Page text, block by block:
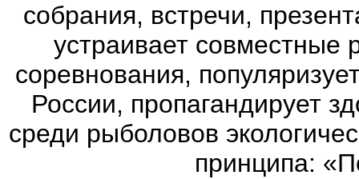
собрания, встречи,
устраивает
соревнования,
России, пропагандирует
среди рыболовов
принципа: